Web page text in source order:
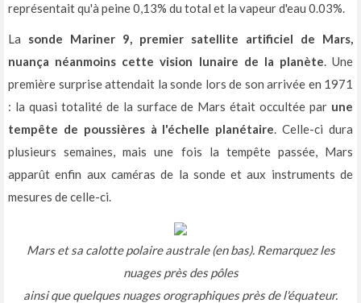
représentait qu'à peine 0,13% du total et la vapeur d'eau 0.03%.
La sonde Mariner 9, premier satellite artificiel de Mars,
nuança néanmoins cette vision lunaire de la planète. Une
première surprise attendait la sonde lors de son arrivée en 1971
: la quasi totalité de la surface de Mars était occultée par une
tempête de poussières à l'échelle planétaire. Celle-ci dura
plusieurs semaines, mais une fois la tempête passée, Mars
apparût enfin aux caméras de la sonde et aux instruments de
mesures de celle-ci.
Mars et sa calotte polaire australe (en bas). Remarquez les
nuages près des pôles
ainsi que quelques nuages orographiques près de l'équateur.